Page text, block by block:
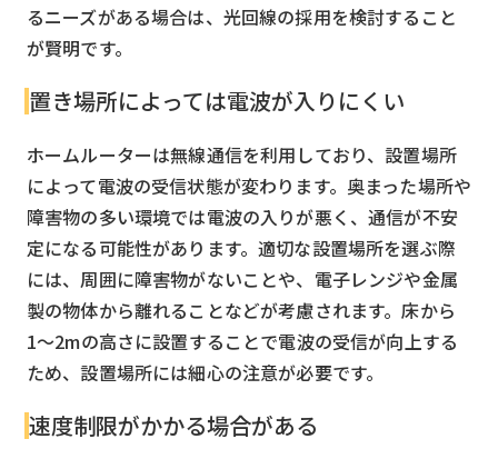
るニーズがある場合は、光回線の採用を検討すること
が賢明です。
置き場所によっては電波が入りにくい
ホームルーターは無線通信を利用しており、設置場所
によって電波の受信状態が変わります。奥まった場所や
障害物の多い環境では電波の入りが悪く、通信が不安
定になる可能性があります。適切な設置場所を選ぶ際
には、周囲に障害物がないことや、電子レンジや金属
製の物体から離れることなどが考慮されます。床から
1〜2mの高さに設置することで電波の受信が向上する
ため、設置場所には細心の注意が必要です。
速度制限がかかる場合がある